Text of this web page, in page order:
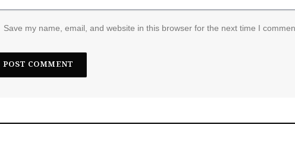
Save my name, email, and website in this browser for the next time I